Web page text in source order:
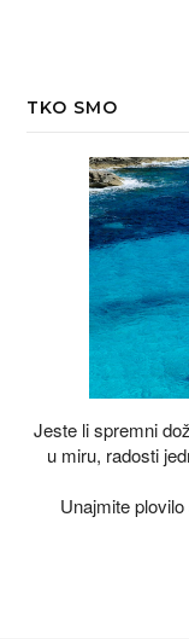
TKO SMO
Jeste li spremni
u miru, radosti
Unajmite